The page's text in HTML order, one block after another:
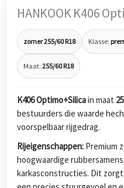
HANKOOK K406
zomer 255/60 R18 Klasse:
Maat: 255/60 R18
K406 Optimo+Silicain maat
bestuurders die waarde
voorspelbaar rijgedrag.
Rijeigenschappen: Premium
hoogwaardige
karkasconstructies. Dit